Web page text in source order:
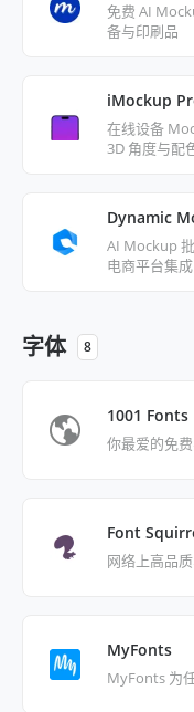
免费 AI
备与印刷品
iMockup
在线设备
3D 角度与配
Dynamic
AI Mockup
电商平台集成
字体 8
1001 Fonts
你最爱的免
Font
网络上高品
MyFonts
MyFonts 为